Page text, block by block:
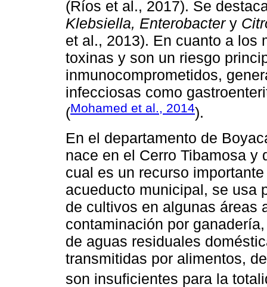
(Ríos et al., 2017). Se
Klebsiella, Enterobactery
et al., 2013). En cuanto a los
toxinas y son un riesgo
inmunocomprometidos,
infecciosas como
(Mohamed et al., 2014).
En el departamento de
nace en el Cerro Tibamosa y
cual es un recurso
acueducto municipal, se usa
de cultivos en algunas áreas
contaminación por
de aguas residuales
transmitidas por alimentos,
son insuficientes para la